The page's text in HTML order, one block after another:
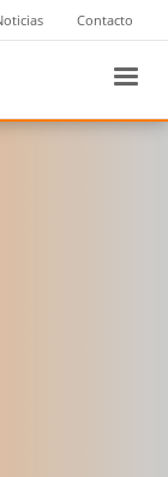
Contacto